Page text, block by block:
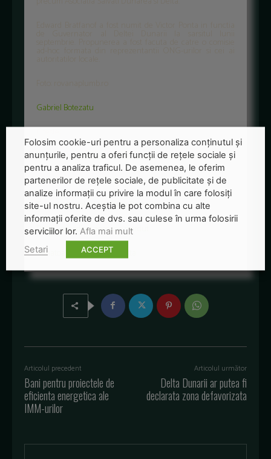
Gabriel Botezatu
Delta Dunarii ar putea fi declarata zona defavorizata
Turism controlat in Delta
Transport ecologic in Delta Dunarii
Delta - paradisul aproape pierdut
Vanatoarea interzisa in Delta
Articolul precedent
Bani pentru proiectele de
eficienta energetica ale
IMM-urilor
Articolul următor
Delta Dunarii ar putea fi
declarata zona defavorizata
Folosim cookie-uri pentru a personaliza conținutul și
anunțurile, pentru a oferi funcții de rețele sociale și
pentru a analiza traficul. De asemenea, le oferim
partenerilor de rețele sociale, de publicitate și de
analize informații cu privire la modul în care folosiți
site-ul nostru. Aceștia le pot combina cu alte
informații oferite de dvs. sau culese în urma folosirii
serviciilor lor. Afla mai mult
Setari
ACCEPT